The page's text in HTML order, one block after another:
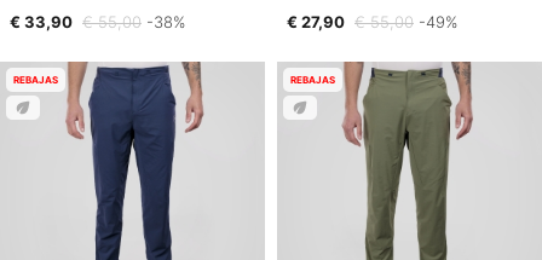
€ 33,90 € 55,00 -38%
€ 27,90 € 55,00 -49%
REBAJAS REBAJAS